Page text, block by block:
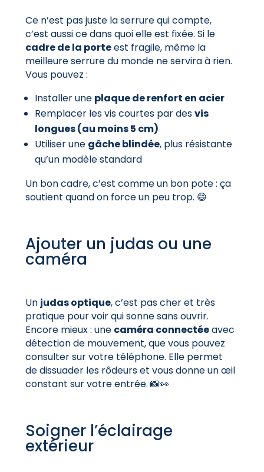
Ce n’est pas juste la serrure qui compte,
c’est aussi ce dans quoi elle est fixée. Si le
cadre de la porteest fragile, même la
meilleure serrure du monde ne servira à rien.
Vous pouvez :
Installer une plaque de renfort en acier
Remplacer les vis courtes par desvis
longues (au moins 5 cm)
Utiliser une gâche blindée, plus résistante
qu’un modèle standard
Un bon cadre, c’est comme un bon pote : ça
soutient quand on force un peu trop. 😄
Ajouter un judas ou une
caméra
Un judas optique, c’est pas cher et très
pratique pour voir qui sonne sans ouvrir.
Encore mieux : une caméra connectéeavec
détection de mouvement, que vous pouvez
consulter sur votre téléphone. Elle permet
de dissuader les rôdeurs et vous donne un œil
constant sur votre entrée. 📸👀
Soigner l’éclairage
extérieur